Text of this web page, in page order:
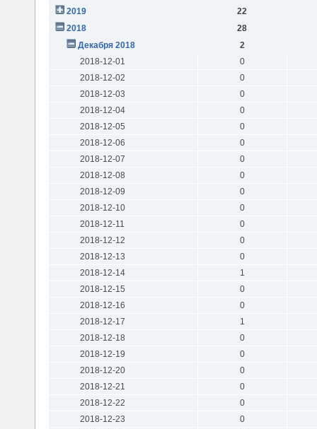
2019
22
2018
28
Декабря 2018
2
2018-12-01
0
2018-12-02
0
2018-12-03
0
2018-12-04
0
2018-12-05
0
2018-12-06
0
2018-12-07
0
2018-12-08
0
2018-12-09
0
2018-12-10
0
2018-12-11
0
2018-12-12
0
2018-12-13
0
2018-12-14
1
2018-12-15
0
2018-12-16
0
2018-12-17
1
2018-12-18
0
2018-12-19
0
2018-12-20
0
2018-12-21
0
2018-12-22
0
2018-12-23
0